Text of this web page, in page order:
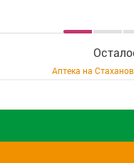
Аптека на